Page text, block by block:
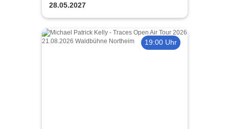
28.05.2027
19:00 Uhr